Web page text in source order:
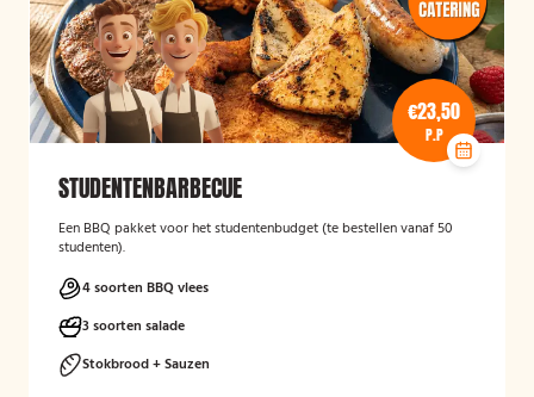
€23,50
P.P
STUDENTENBARBECUE
Een BBQ pakket voor het studentenbudget (te bestellen vanaf 50
studenten).
4 soorten BBQ vlees
3 soorten salade
Stokbrood + Sauzen